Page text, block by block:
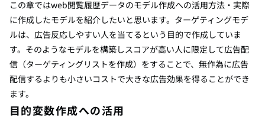
この章ではweb閲覧履歴データのモデル作成への活用方法・実際
に作成したモデルを紹介したいと思います。ターゲティングモデ
ルは、広告反応しやすい人を当てるという目的で作成していま
す。そのようなモデルを構築しスコアが高い人に限定して広告配
信（ターゲティングリストを作成）をすることで、無作為に広告
配信するよりも小さいコストで大きな広告効果を得ることができ
ます。
目的変数作成への活用